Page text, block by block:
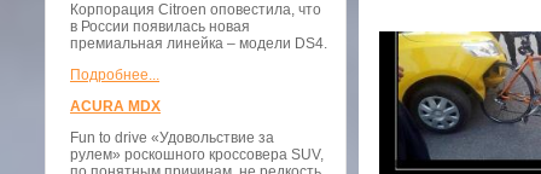
Корпорация Citroen оповестила, что
в России появилась новая
премиальная линейка – модели DS4.
Подробнее...
ACURA MDX
Fun to drive «Удовольствие за
рулем» роскошного кроссовера SUV,